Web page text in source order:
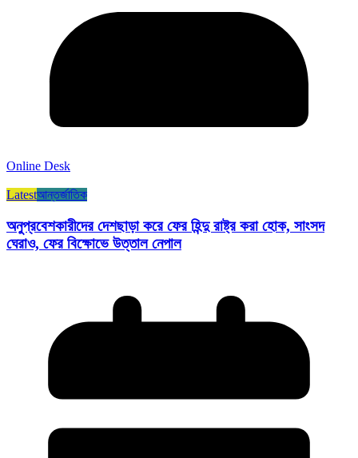
Online Desk
Latestআন্তর্জাতিক
অনুপ্রবেশকারীদের দেশছাড়া করে ফের হিন্দু রাষ্ট্র করা হোক, সাংসদ
ঘেরাও, ফের বিক্ষোভে উত্তাল নেপাল